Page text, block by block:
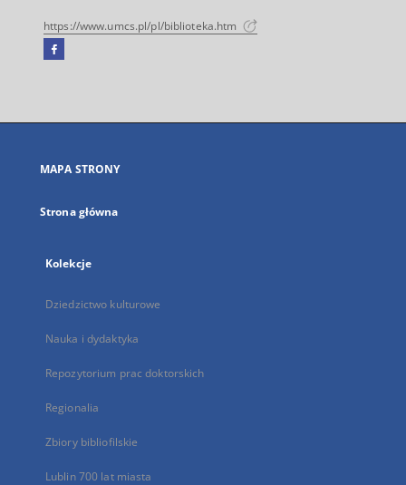
https://www.umcs.pl/pl/biblioteka.htm
Facebook
się
karcie
MAPA STRONY
Strona główna
Kolekcje
Dziedzictwo kulturowe
Nauka i dydaktyka
Repozytorium prac doktorskich
Regionalia
Zbiory bibliofilskie
Lublin 700 lat miasta